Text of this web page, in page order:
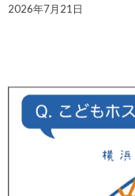
2026年7月21日